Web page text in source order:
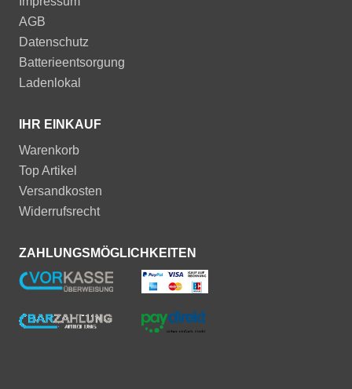
AGB
Datenschutz
Batterieentsorgung
Ladenlokal
IHR EINKAUF
Warenkorb
Top Artikel
Versandkosten
Widerrufsrecht
ZAHLUNGSMÖGLICHKEITEN